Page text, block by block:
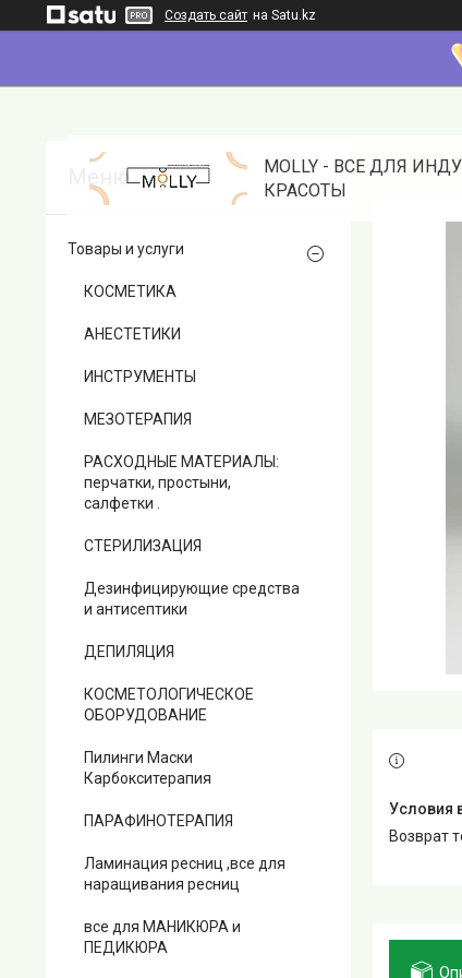
Создать сайт на Satu.kz
MOLLY - ВСЕ ДЛЯ
КРАСОТЫ
возврат
Товары и услуги
КОСМЕТИКА
АНЕСТЕТИКИ
ИНСТРУМЕНТЫ
МЕЗОТЕРАПИЯ
РАСХОДНЫЕ МАТЕРИАЛЫ:
перчатки, простыни,
салфетки .
СТЕРИЛИЗАЦИЯ
Дезинфицирующие средства
и антисептики
ДЕПИЛЯЦИЯ
КОСМЕТОЛОГИЧЕСКОЕ
ОБОРУДОВАНИЕ
Пилинги Маски
Карбокситерапия
ПАРАФИНОТЕРАПИЯ
Ламинация ресниц ,все для
наращивания ресниц
все для МАНИКЮРА и
ПЕДИКЮРА